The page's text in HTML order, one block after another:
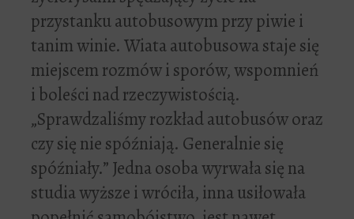
przystanku autobusowym przy piwie i
tanim winie. Wiata autobusowa staje się
miejscem rozmów i sporów, wspomnień
i boleści nad rzeczywistością.
„Sprawdzaliśmy rozkład autobusów oraz
czy się nie spóźniają. Generalnie się
spóźniały.” Jedna osoba wyrwała się na
studia wyższe i wróciła, inna usiłowała